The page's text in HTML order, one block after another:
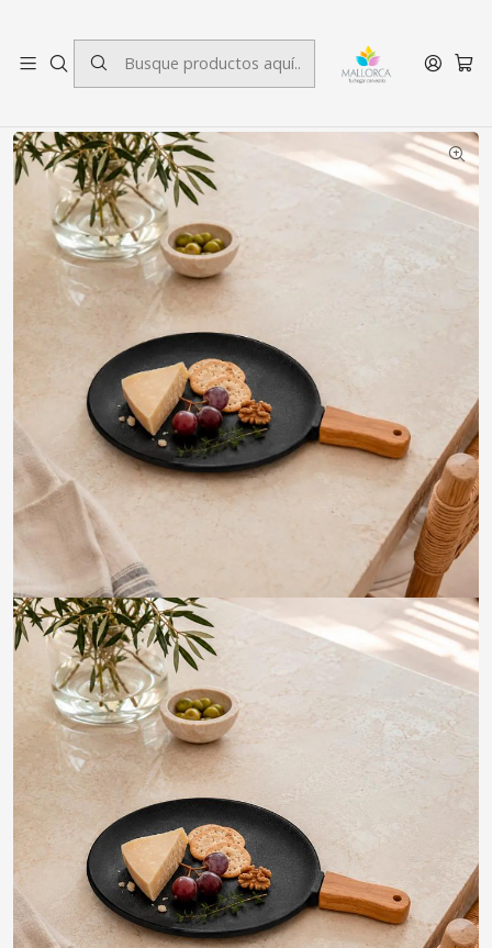
Inicio Decoración Menaje Bandeja para Picoteo Roma